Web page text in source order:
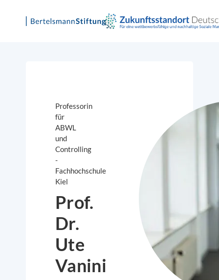
Professorin
für
ABWL
und
Controlling
-
Fachhochschule
Kiel
Prof.
Dr.
Ute
Vanini